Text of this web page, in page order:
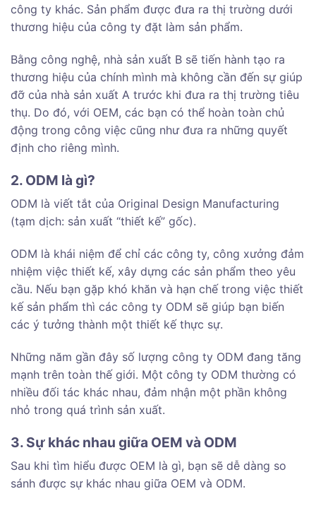
công ty khác. Sản phẩm được đưa ra thị trường dưới
thương hiệu của công ty đặt làm sản phẩm.
Bằng công nghệ, nhà sản xuất B sẽ tiến hành tạo ra
thương hiệu của chính mình mà không cần đến sự giúp
đỡ của nhà sản xuất A trước khi đưa ra thị trường tiêu
thụ. Do đó, với OEM, các bạn có thể hoàn toàn chủ
động trong công việc cũng như đưa ra những quyết
định cho riêng mình.
2. ODM là gì?
ODM là viết tắt của Original Design Manufacturing
(tạm dịch: sản xuất “thiết kế” gốc).
ODM là khái niệm để chỉ các công ty, công xưởng đảm
nhiệm việc thiết kế, xây dựng các sản phẩm theo yêu
cầu. Nếu bạn gặp khó khăn và hạn chế trong việc thiết
kế sản phẩm thì các công ty ODM sẽ giúp bạn biến
các ý tưởng thành một thiết kế thực sự.
Những năm gần đây số lượng công ty ODM đang tăng
mạnh trên toàn thế giới. Một công ty ODM thường có
nhiều đối tác khác nhau, đảm nhận một phần không
nhỏ trong quá trình sản xuất.
3. Sự khác nhau giữa OEM và ODM
Sau khi tìm hiểu được OEM là gì, bạn sẽ dễ dàng so
sánh được sự khác nhau giữa OEM và ODM.